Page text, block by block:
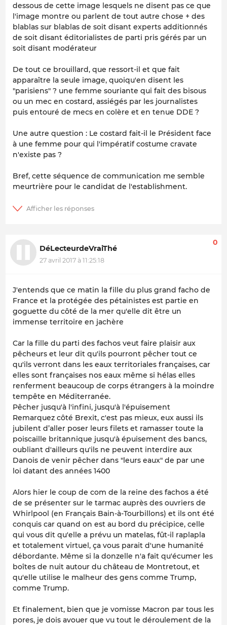
dessous de cette image lesquels ne disent pas ce que
l'image montre ou parlent de tout autre chose + des
blablas sur blablas de soit disant experts additionnés
de soit disant éditorialistes de parti pris gérés par un
soit disant modérateur
De tout ce brouillard, que ressort-il et que fait
apparaître la seule image, quoiqu'en disent les
"parisiens" ? une femme souriante qui fait des bisous
ou un mec en costard, assiégés par les journalistes
puis entouré de mecs en colère et en tenue DDE ?
Une autre question : Le costard fait-il le Président face
à une femme pour qui l'impératif costume cravate
n'existe pas ?
Bref, cette séquence de communication me semble
meurtrière pour le candidat de l'establishment.
DéLecteurdeVraiThé
27 avril 2017 à 11:25:18
0
J'entends que ce matin la fille du plus grand facho de
France et la protégée des pétainistes est partie en
goguette du côté de la mer qu'elle dit être un
immense territoire en jachère
Car la fille du parti des fachos veut faire plaisir aux
pêcheurs et leur dit qu'ils pourront pêcher tout ce
qu'ils verront dans les eaux territoriales françaises, car
elles sont françaises nos eaux même si hélas elles
renferment beaucoup de corps étrangers à la moindre
tempête en Méditerranée.
Pêcher jusqu'à l'infini, jusqu'à l'épuisement
Remarquez côté Brexit, c'est pas mieux, eux aussi ils
jubilent d’aller poser leurs filets et ramasser toute la
poiscaille britannique jusqu'à épuisement des bancs,
oubliant d'ailleurs qu'ils ne peuvent interdire aux
Danois de venir pêcher dans "leurs eaux" de par une
loi datant des années 1400
Alors hier le coup de com de la reine des fachos a été
de se présenter sur le tarmac auprès des ouvriers de
Whirlpool (en Français Bain-à-Tourbillons) et ils ont été
conquis car quand on est au bord du précipice, celle
qui vous dit qu'elle a prévu un matelas, fût-il raplapla
et totalement virtuel, ça vous parait d'une humanité
débordante. Même si la donzelle n'a fait qu'écumer les
boîtes de nuit autour du château de Montretout, et
qu'elle utilise le malheur des gens comme Trump,
comme Trump.
Et finalement, bien que je vomisse Macron par tous les
pores, je dois avouer que vu tout le déroulement de la